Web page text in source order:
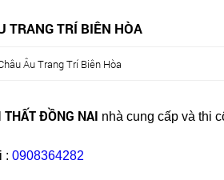
TRANG TRÍ BIÊN HÒA
Âu Trang Trí Biên Hòa
THẤT ĐỒNG NAI nhà cung cấp và thi
: 0908364282